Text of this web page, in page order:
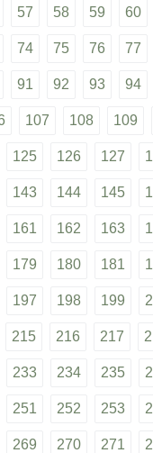
57 58 59 60
74 75 76 77
91 92 93 94
107 108 109
125 126 127
143 144 145
161 162 163
179 180 181
197 198 199
215 216 217
233 234 235
251 252 253
269 270 271